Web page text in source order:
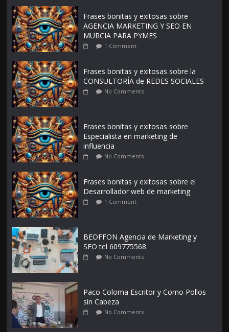
Frases bonitas y exitosas sobre
AGENCIA MARKETING Y SEO EN
MURCIA PARA PYMES
1 Comment
Frases bonitas y exitosas sobre la
CONSULTORÍA de REDES SOCIALES
No Comments
Frases bonitas y exitosas sobre
Especialista en marketing de
influencia
No Comments
Frases bonitas y exitosas sobre el
Desarrollador web de marketing
1 Comment
BEOFFON Agencia de Marketing y
SEO tel 609775568
No Comments
Paco Coloma Escritor y Como Pollos
sin Cabeza
No Comments